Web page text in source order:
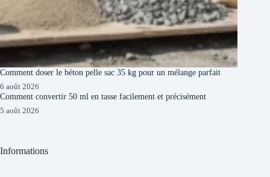
Comment doser le béton pelle sac 35 kg pour un mélange parfait
6 août 2026
Comment convertir 50 ml en tasse facilement et précisément
5 août 2026
Informations